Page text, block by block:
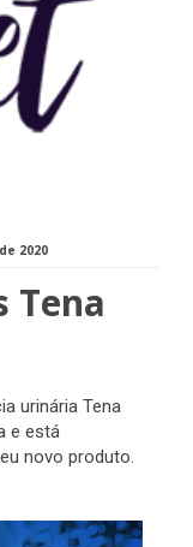
2020
Tena
urinária Tena
e está
novo produto.